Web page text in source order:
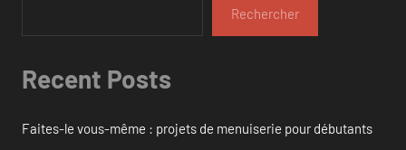
Rechercher
Recent Posts
Faites-le vous-même : projets de menuiserie pour débutants